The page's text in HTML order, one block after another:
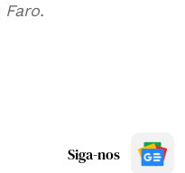
Siga-nos